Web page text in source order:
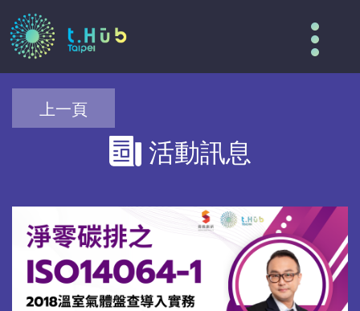
上一頁
活動訊息